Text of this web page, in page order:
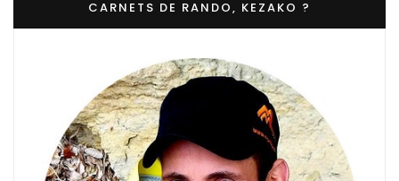
CARNETS DE RANDO, KEZAKO ?